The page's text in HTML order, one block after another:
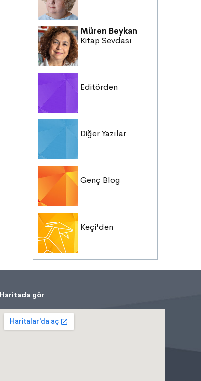
DESTANLAR
SANAT
DEĞERLERİMİZ
ÇOCUK DÜNYASI
TARİH
Müren Beykan
Kitap Sevdası
Editörden
Diğer Yazılar
Genç Blog
Keçi'den
Haritada gör